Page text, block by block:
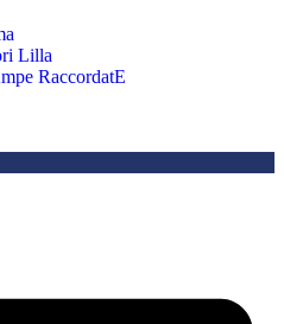
Lilla
RaccordatE